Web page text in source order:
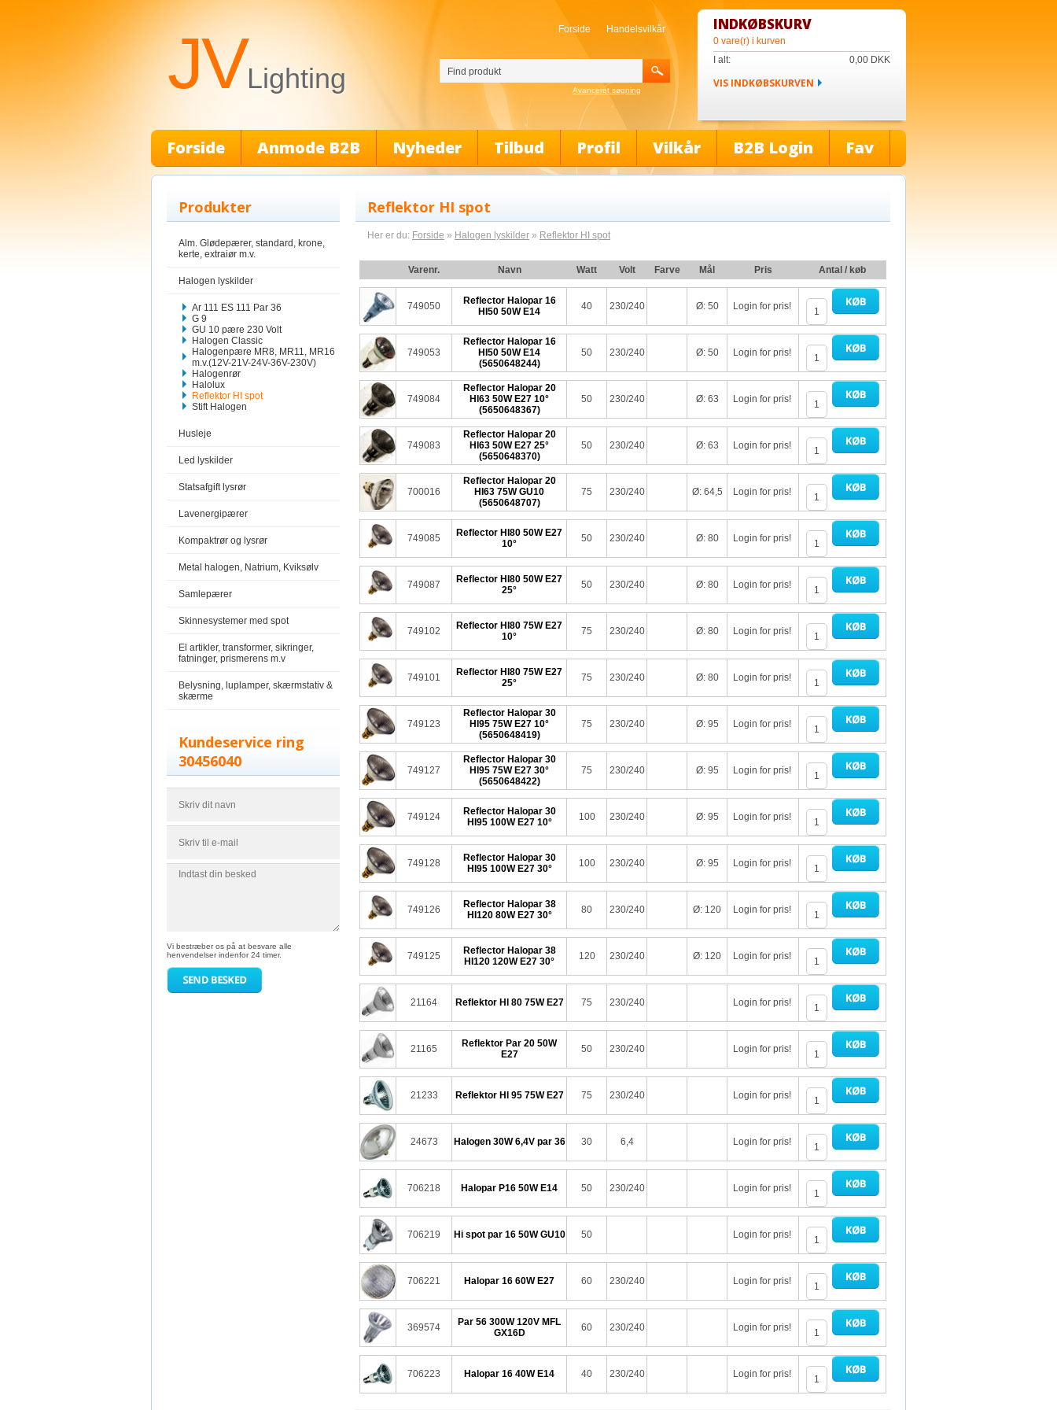
INDKØBSKURV
0 vare(r) i kurven
I alt:
0,00 DKK
VIS INDKØBSKURVEN
Avanceret søgning
Forside Handelsvilkår
JVLighting
Forside Anmode B2B Nyheder Tilbud Profil Vilkår B2B Login Fav
Produkter
Alm. Glødepærer, standard, krone,
kerte, extraiør m.v.
Halogen lyskilder
Ar 111 ES 111 Par 36
G 9
GU 10 pære 230 Volt
Halogen Classic
Halogenpære MR8, MR11, MR16
m.v.(12V-21V-24V-36V-230V)
Halogenrør
Halolux
Reflektor HI spot
Stift Halogen
Husleje
Led lyskilder
Statsafgift lysrør
Lavenergipærer
Kompaktrør og lysrør
Metal halogen, Natrium, Kviksølv
Samlepærer
Skinnesystemer med spot
El artikler, transformer, sikringer,
fatninger, prismerens m.v
Belysning, luplamper, skærmstativ &
skærme
Kundeservice ring
30456040
Vi bestræber os på at besvare alle
henvendelser indenfor 24 timer.
Reflektor HI spot
Her er du: Forside » Halogen lyskilder » Reflektor HI spot
Varenr. Navn Watt Volt Farve Mål Pris Antal / køb
749050
Reflector Halopar 16
HI50 50W E14
40 230/240 Ø: 50 Login for pris!
749053
Reflector Halopar 16
HI50 50W E14
(5650648244)
50 230/240 Ø: 50 Login for pris!
749084
Reflector Halopar 20
HI63 50W E27 10°
(5650648367)
50 230/240 Ø: 63 Login for pris!
749083
Reflector Halopar 20
HI63 50W E27 25°
(5650648370)
50 230/240 Ø: 63 Login for pris!
700016
Reflector Halopar 20
HI63 75W GU10
(5650648707)
75 230/240 Ø: 64,5 Login for pris!
749085
Reflector HI80 50W E27
10°
50 230/240 Ø: 80 Login for pris!
749087
Reflector HI80 50W E27
25°
50 230/240 Ø: 80 Login for pris!
749102
Reflector HI80 75W E27
10°
75 230/240 Ø: 80 Login for pris!
749101
Reflector HI80 75W E27
25°
75 230/240 Ø: 80 Login for pris!
749123
Reflector Halopar 30
HI95 75W E27 10°
(5650648419)
75 230/240 Ø: 95 Login for pris!
749127
Reflector Halopar 30
HI95 75W E27 30°
(5650648422)
75 230/240 Ø: 95 Login for pris!
749124
Reflector Halopar 30
HI95 100W E27 10°
100 230/240 Ø: 95 Login for pris!
749128
Reflector Halopar 30
HI95 100W E27 30°
100 230/240 Ø: 95 Login for pris!
749126
Reflector Halopar 38
HI120 80W E27 30°
80 230/240 Ø: 120 Login for pris!
749125
Reflector Halopar 38
HI120 120W E27 30°
120 230/240 Ø: 120 Login for pris!
21164 Reflektor HI 80 75W E27 75 230/240 Login for pris!
21165
Reflektor Par 20 50W
E27
50 230/240 Login for pris!
21233 Reflektor HI 95 75W E27 75 230/240 Login for pris!
24673 Halogen 30W 6,4V par 36 30 6,4 Login for pris!
706218 Halopar P16 50W E14 50 230/240 Login for pris!
706219 Hi spot par 16 50W GU10 50 Login for pris!
706221 Halopar 16 60W E27 60 230/240 Login for pris!
369574
Par 56 300W 120V MFL
GX16D
60 230/240 Login for pris!
706223 Halopar 16 40W E14 40 230/240 Login for pris!